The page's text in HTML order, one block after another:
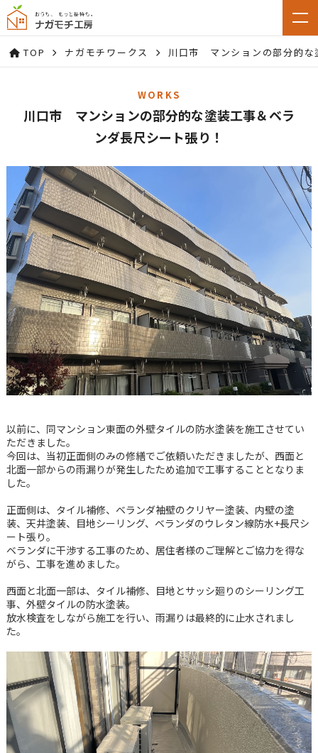
TOP ナガモチワークス 川口市 マンションの部分的な
WORKS
川口市 マンションの部分的な塗装工事＆ベラ
ンダ長尺シート張り！
以前に、同マンション東面の外壁タイルの防水塗装を施工させてい
ただきました。
今回は、当初正面側のみの修繕でご依頼いただきましたが、西面と
北面一部からの雨漏りが発生したため追加で工事することとなりま
した。
正面側は、タイル補修、ベランダ袖壁のクリヤー塗装、内壁の塗
装、天井塗装、目地シーリング、ベランダのウレタン線防水+長尺シ
ート張り。
ベランダに干渉する工事のため、居住者様のご理解とご協力を得な
がら、工事を進めました。
西面と北面一部は、タイル補修、目地とサッシ廻りのシーリング工
事、外壁タイルの防水塗装。
放水検査をしながら施工を行い、雨漏りは最終的に止水されまし
た。